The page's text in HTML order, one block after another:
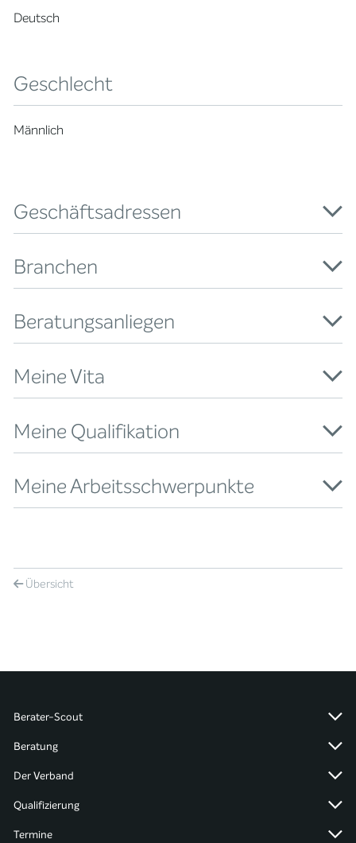
Deutsch
Geschlecht
Männlich
Geschäftsadressen
Branchen
Beratungsanliegen
Meine Vita
Meine Qualifikation
Meine Arbeitsschwerpunkte
Übersicht
Berater-Scout
Beratung
Der Verband
Qualifizierung
Termine